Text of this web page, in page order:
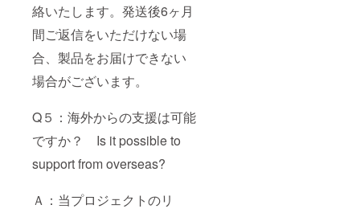
絡いたします。発送後6ヶ月
間ご返信をいただけない場
合、製品をお届けできない
場合がございます。
Q５：海外からの支援は可能
ですか？ Is it possible to
support from overseas?
Ａ：当プロジェクトのリ